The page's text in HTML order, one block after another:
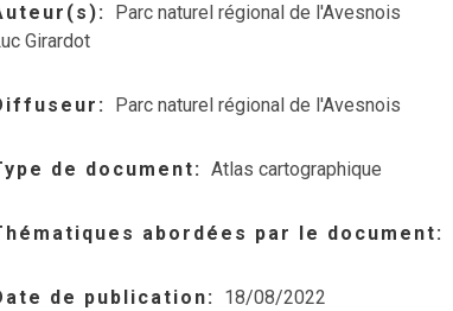
Parc naturel régional de l'Avesnois
Girardot
Parc naturel régional de l'Avesnois
de document Atlas cartographique
abordées par le document
de publication 18/08/2022